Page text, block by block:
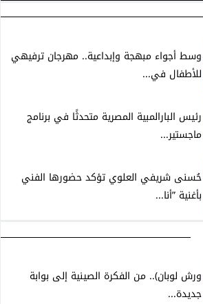
وسط أجواء مبهجة وإبداعية.. مهرجان ترفيهي
للأطفال في...
رئيس البارالمبية المصرية متحدثًا في برنامج
ماجستير...
حُسنى شريفي العلوي تؤكد حضورها الفني
بأغنية ”أنا...
ورش لوبان).. من الفكرة الصينية إلى بوابة
جديدة...